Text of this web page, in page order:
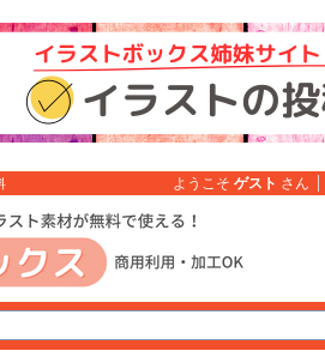
ようこそ ゲスト さん